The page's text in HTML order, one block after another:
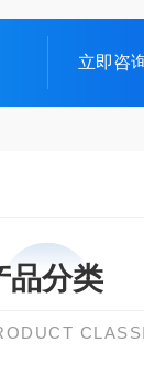
立即咨
品分类